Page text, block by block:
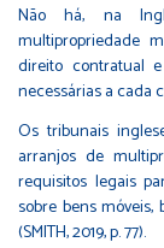
Não há, na
multipropriedade
direito contratual
necessárias a cada
Os tribunais
arranjos de
requisitos legais
sobre bens
(SMITH, 2019, p. 77).